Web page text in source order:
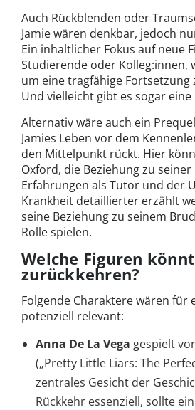
Auch Rückblenden oder
Jamie wären denkbar, jedoch
Ein inhaltlicher Fokus auf neue
Studierende oder Kolleg:innen,
um eine tragfähige
Und vielleicht gibt es sogar eine
Alternativ wäre auch ein
Jamies Leben vor dem
den Mittelpunkt rückt. Hier
Oxford, die Beziehung zu seiner
Erfahrungen als Tutor und der
Krankheit detaillierter erzählt
seine Beziehung zu seinem
Rolle spielen.
Welche Figuren
zurückkehren?
Folgende Charaktere wären für
potenziell relevant:
Anna De La Vega gespielt
(„Pretty Little Liars: The
zentrales Gesicht der
Rückkehr essenziell, sollte